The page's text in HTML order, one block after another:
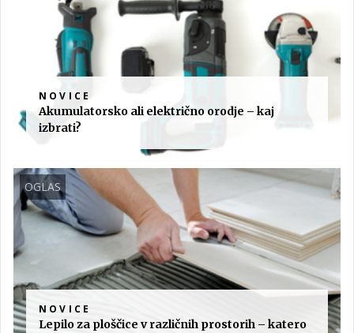
NOVICE
Akumulatorsko ali električno orodje – kaj
izbrati?
OGLAS
NOVICE
Lepilo za ploščice v različnih prostorih – katero